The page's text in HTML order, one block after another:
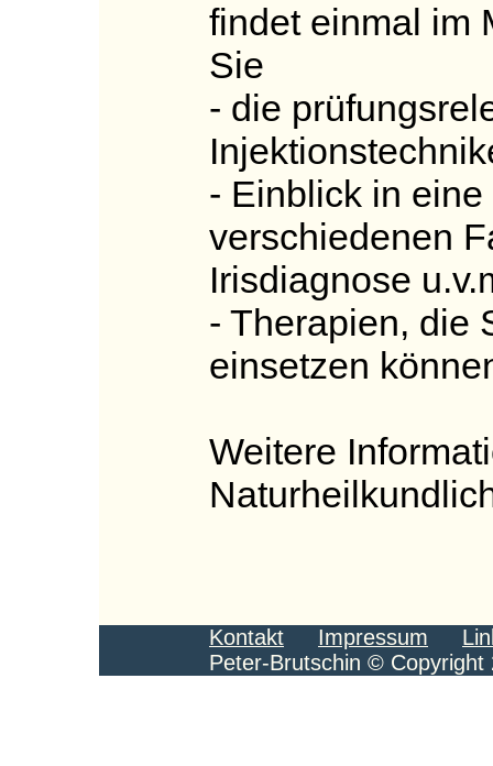
findet einmal im
Sie
- die
- Einblick in
verschiedenen
Irisdiagnose
- Therapien, die
einsetzen
Weitere
Kontakt Impressum
Peter-Brutschin © Copyright